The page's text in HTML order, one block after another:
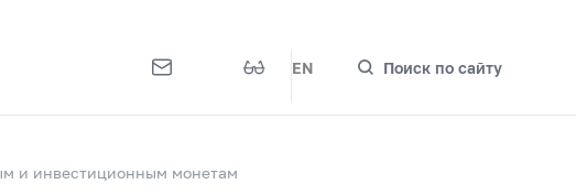
EN Поиск по сайту
и инвестиционным монетам